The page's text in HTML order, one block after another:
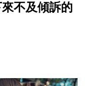
不及傾訴的